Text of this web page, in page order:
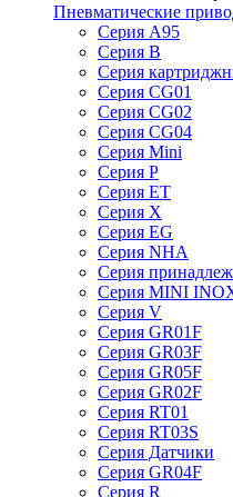
Пневматические
Серия A95
Серия B
Серия
Серия CG01
Серия CG02
Серия CG04
Серия Mini
Серия P
Серия ET
Серия X
Серия EG
Серия NHA
Серия
Серия MINI
Серия V
Серия GR01F
Серия GR03F
Серия GR05F
Серия GR02F
Серия RT01
Серия RT03S
Серия Датчики
Серия GR04F
Серия R